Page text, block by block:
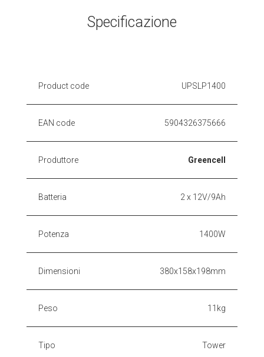
Specificazione
Product code UPSLP1400
EAN code 5904326375666
Produttore Greencell
Batteria 2 x 12V/9Ah
Potenza 1400W
Dimensioni 380x158x198mm
Peso 11kg
Tipo Tower